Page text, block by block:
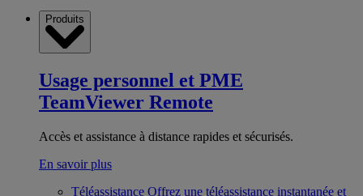
Produits
Usage personnel et PME
TeamViewer Remote
Accès et assistance à distance rapides et sécurisés.
En savoir plus
Téléassistance Offrez une téléassistance instantanée et